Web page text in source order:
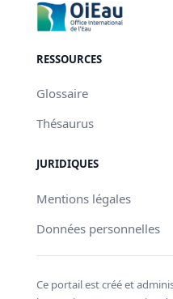
RESSOURCES
Glossaire
Thésaurus
JURIDIQUES
Mentions légales
Données personnelles
Ce portail est créé et